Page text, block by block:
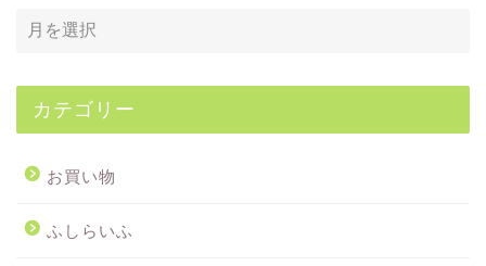
カテゴリー
お買い物
ふしらいふ